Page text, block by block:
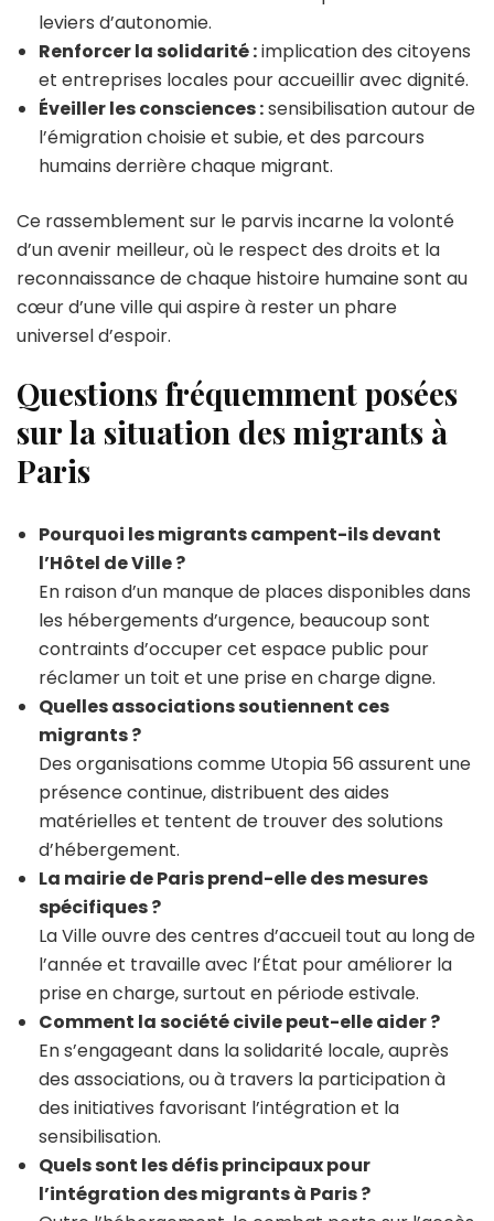
leviers d’autonomie.
Renforcer la solidarité :implication des citoyens
et entreprises locales pour accueillir avec dignité.
Éveiller les consciences :sensibilisation autour de
l’émigration choisie et subie, et des parcours
humains derrière chaque migrant.
Ce rassemblement sur le parvis incarne la volonté
d’un avenir meilleur, où le respect des droits et la
reconnaissance de chaque histoire humaine sont au
cœur d’une ville qui aspire à rester un phare
universel d’espoir.
Questions fréquemment posées
sur la situation des migrants à
Paris
Pourquoi les migrants campent-ils devant
l’Hôtel de Ville ?
En raison d’un manque de places disponibles dans
les hébergements d’urgence, beaucoup sont
contraints d’occuper cet espace public pour
réclamer un toit et une prise en charge digne.
Quelles associations soutiennent ces
migrants ?
Des organisations comme Utopia 56 assurent une
présence continue, distribuent des aides
matérielles et tentent de trouver des solutions
d’hébergement.
La mairie de Paris prend-elle des mesures
spécifiques ?
La Ville ouvre des centres d’accueil tout au long de
l’année et travaille avec l’État pour améliorer la
prise en charge, surtout en période estivale.
Comment la société civile peut-elle aider ?
En s’engageant dans la solidarité locale, auprès
des associations, ou à travers la participation à
des initiatives favorisant l’intégration et la
sensibilisation.
Quels sont les défis principaux pour
l’intégration des migrants à Paris ?